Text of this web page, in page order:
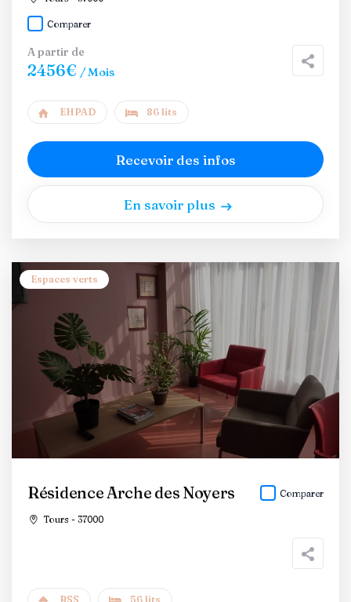
Comparer
A partir de
2456€ / Mois
EHPAD 86 lits
Recevoir des infos
En savoir plus
Espaces verts
Résidence Arche des Noyers
Tours - 37000
Comparer
RSS 56 lits